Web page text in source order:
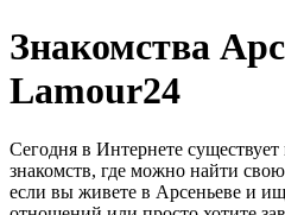
Знакомства
Lamour24
Сегодня в Интернете
знакомств, где можно найти
если вы живете в Арсеньеве и